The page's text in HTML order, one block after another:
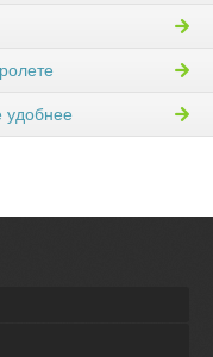
удобнее